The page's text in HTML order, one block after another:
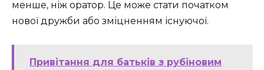
менше, ніж оратор. Це може стати початком
нової дружби або зміцненням існуючої.
Привітання для батьків з рубіновим